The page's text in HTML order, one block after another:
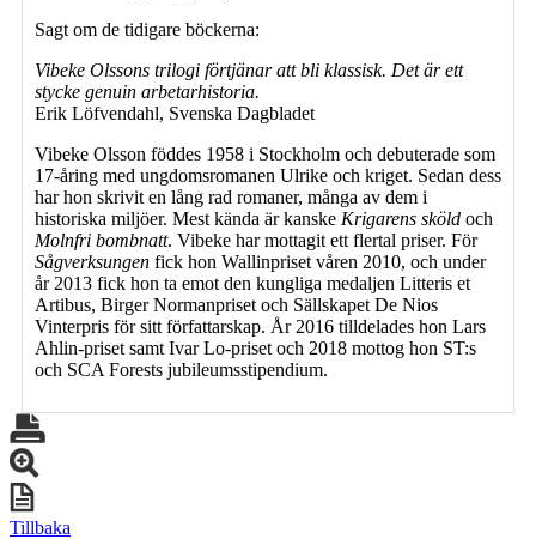
Sagt om de tidigare böckerna:
Vibeke Olssons trilogi förtjänar att bli klassisk. Det är ett
stycke genuin arbetarhistoria.
Erik Löfvendahl, Svenska Dagbladet
Vibeke Olsson föddes 1958 i Stockholm och debuterade som
17-åring med ungdomsromanen Ulrike och kriget. Sedan dess
har hon skrivit en lång rad romaner, många av dem i
historiska miljöer. Mest kända är kanske Krigarens sköld och
Molnfri bombnatt. Vibeke har mottagit ett flertal priser. För
Sågverksungen fick hon Wallinpriset våren 2010, och under
år 2013 fick hon ta emot den kungliga medaljen Litteris et
Artibus, Birger Normanpriset och Sällskapet De Nios
Vinterpris för sitt författarskap. År 2016 tilldelades hon Lars
Ahlin-priset samt Ivar Lo-priset och 2018 mottog hon ST:s
och SCA Forests jubileumsstipendium.
Tillbaka